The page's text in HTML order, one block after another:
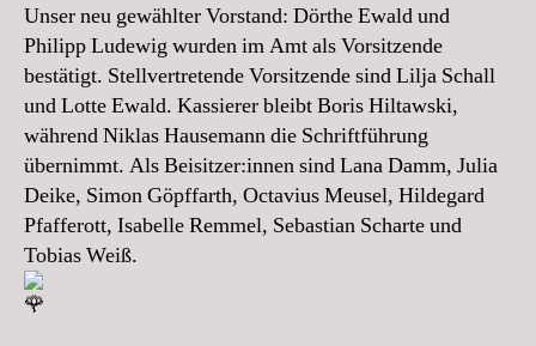
Unser neu gewählter Vorstand: Dörthe Ewald und
Philipp Ludewig wurden im Amt als Vorsitzende
bestätigt. Stellvertretende Vorsitzende sind Lilja Schall
und Lotte Ewald. Kassierer bleibt Boris Hiltawski,
während Niklas Hausemann die Schriftführung
übernimmt. Als Beisitzer:innen sind Lana Damm, Julia
Deike, Simon Göpffarth, Octavius Meusel, Hildegard
Pfafferott, Isabelle Remmel, Sebastian Scharte und
Tobias Weiß.